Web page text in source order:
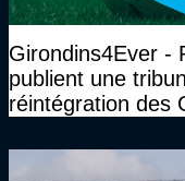
Girondins4Ever -
publient une
réintégration des